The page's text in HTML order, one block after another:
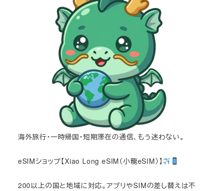
海外旅行・一時帰国・短期滞在の通信、もう迷わない。
eSIMショップ【Xiao Long eSIM（小龍eSIM）】
200以上の国と地域に対応。アプリやSIMの差し替えは不